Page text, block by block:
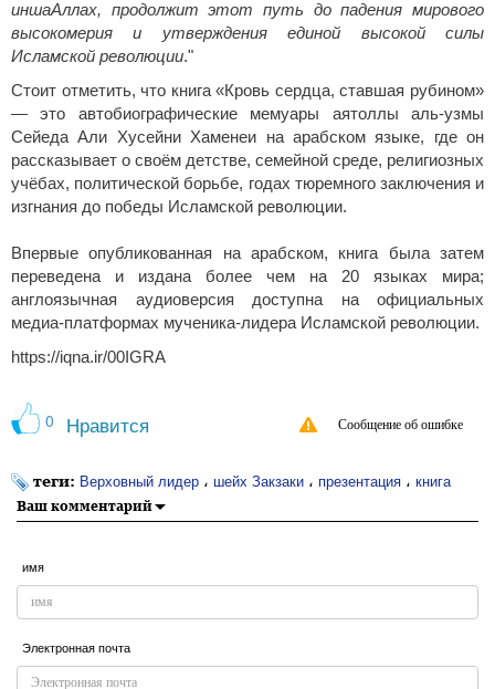
иншаАллах, продолжит этот путь до падения мирового
высокомерия и утверждения единой высокой силы
Исламской революции."
Стоит отметить, что книга «Кровь сердца, ставшая рубином»
— это автобиографические мемуары аятоллы аль‑узмы
Сейеда Али Хусейни Хаменеи на арабском языке, где он
рассказывает о своём детстве, семейной среде, религиозных
учёбах, политической борьбе, годах тюремного заключения и
изгнания до победы Исламской революции.
Впервые опубликованная на арабском, книга была затем
переведена и издана более чем на 20 языках мира;
англоязычная аудиоверсия доступна на официальных
медиа‑платформах мученика‑лидера Исламской революции.
https://iqna.ir/00IGRA
0 Нравится Сообщение об ошибке
теги: Верховный лидер ، шейх Закзаки ، презентация ، книга
Ваш комментарий
имя
Электронная почта